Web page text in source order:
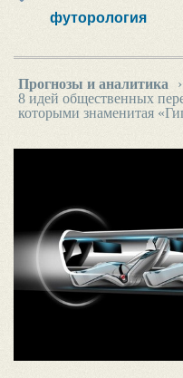
футорология
Прогнозы и аналитика ›
8 идей общественных
которыми знаменитая